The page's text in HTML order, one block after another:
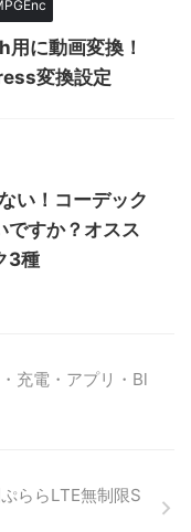
に動画変換！
変換設定
い！コーデック
ですか？オスス
3種
充電・アプリ・Bl
ららLTE無制限S